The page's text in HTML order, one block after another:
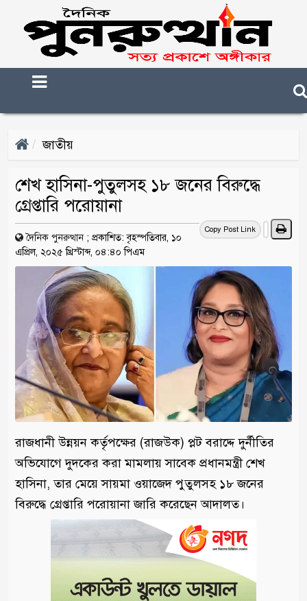
জাতীয়
শেখ হাসিনা-পুতুলসহ ১৮ জনের বিরুদ্ধে
গ্রেপ্তারি পরোয়ানা
Copy Post Link
দৈনিক পুনরুত্থান ; প্রকাশিত: বৃহস্পতিবার, ১০
এপ্রিল, ২০২৫ খ্রিস্টাব্দ, ০৪:৪০ পিএম
রাজধানী উন্নয়ন কর্তৃপক্ষের (রাজউক) প্লট বরাদ্দে দুর্নীতির
অভিযোগে দুদকের করা মামলায় সাবেক প্রধানমন্ত্রী শেখ
হাসিনা, তার মেয়ে সায়মা ওয়াজেদ পুতুলসহ ১৮ জনের
বিরুদ্ধে গ্রেপ্তারি পরোয়ানা জারি করেছেন আদালত।